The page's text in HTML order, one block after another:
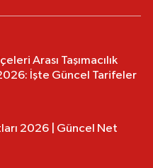
Arası Taşımacılık
İşte Güncel Tarifeler
2026 | Güncel Net